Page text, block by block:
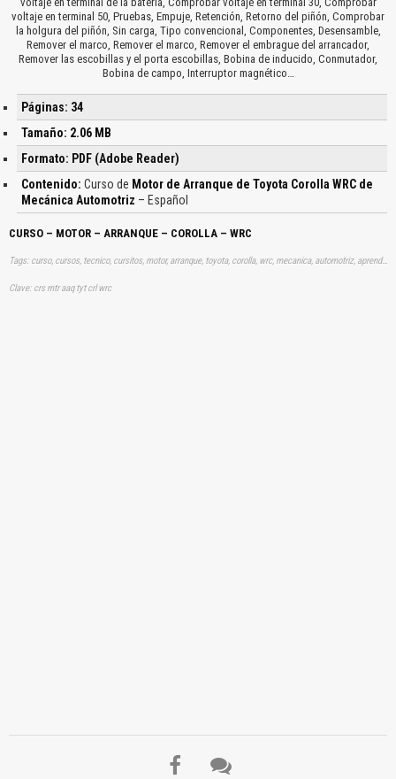
voltaje en terminal 50, Pruebas, Empuje, Retención, Retorno del piñón, Comprobar
la holgura del piñón, Sin carga, Tipo convencional, Componentes, Desensamble,
Remover el marco, Remover el marco, Remover el embrague del arrancador,
Remover las escobillas y el porta escobillas, Bobina de inducido, Conmutador,
Bobina de campo, Interruptor magnético…
Páginas: 34
Tamaño: 2.06 MB
Formato: PDF (Adobe Reader)
Contenido: Curso de Motor de Arranque de Toyota Corolla WRC de
Mecánica Automotriz – Español
CURSO – MOTOR – ARRANQUE – COROLLA – WRC
Tags: curso, cursos, tecnico, cursitos, motor, arranque, toyota, corolla, wrc, mecanica, automotriz, aprender, descargas
Clave: crs mtr aaq tyt crl wrc